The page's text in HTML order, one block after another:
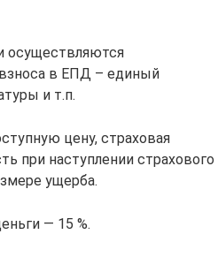
осуществляются
в ЕПД – единый
и т.п.
цену, страховая
при наступлении страхового
ущерба.
— 15 %.